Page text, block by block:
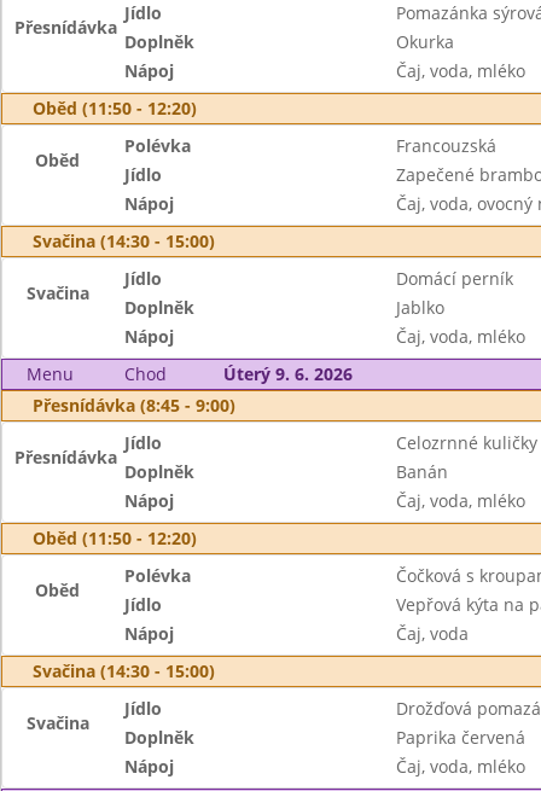
Přesnídávka
Jídlo
Pomazánka
Doplněk
Okurka
Nápoj
Čaj, voda, mléko
Oběd (11:50 - 12:20)
Oběd
Polévka
Francouzská
Jídlo
Zapečené
Nápoj
Čaj, voda, ovocný
Svačina (14:30 - 15:00)
Svačina
Jídlo
Domácí perník
Doplněk
Jablko
Nápoj
Čaj, voda, mléko
Menu
Chod
Úterý 9. 6. 2026
Přesnídávka (8:45 - 9:00)
Přesnídávka
Jídlo
Celozrnné
Doplněk
Banán
Nápoj
Čaj, voda, mléko
Oběd (11:50 - 12:20)
Oběd
Polévka
Čočková s
Jídlo
Vepřová kýta na
Nápoj
Čaj, voda
Svačina (14:30 - 15:00)
Svačina
Jídlo
Drožďová
Doplněk
Paprika červená
Nápoj
Čaj, voda, mléko